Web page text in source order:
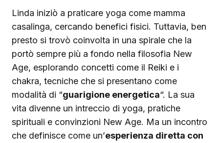
Linda iniziò a praticare yoga come mamma
casalinga, cercando benefici fisici. Tuttavia, ben
presto si trovò coinvolta in una spirale che la
portò sempre più a fondo nella filosofia New
Age, esplorando concetti come il Reiki e i
chakra, tecniche che si presentano come
modalità di “guarigione energetica“. La sua
vita divenne un intreccio di yoga, pratiche
spirituali e convinzioni New Age. Ma un incontro
che definisce come un’esperienza diretta con